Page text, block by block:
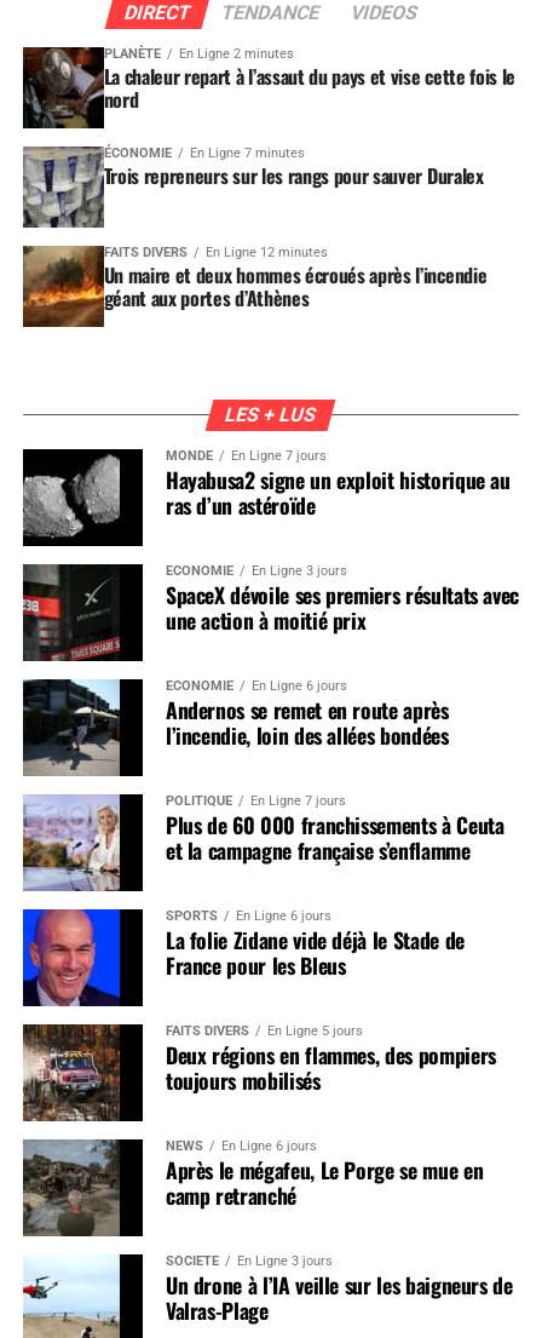
DIRECT TENDANCE VIDEOS
PLANÈTE En Ligne 2 minutes
La chaleur repart à l’assaut du pays et vise cette fois le
nord
ÉCONOMIE En Ligne 7 minutes
Trois repreneurs sur les rangs pour sauver Duralex
FAITS DIVERS En Ligne 12 minutes
Un maire et deux hommes écroués après l’incendie
géant aux portes d’Athènes
LES + LUS
MONDE En Ligne 7 jours
Hayabusa2 signe un exploit historique au
ras d’un astéroïde
ÉCONOMIE En Ligne 3 jours
SpaceX dévoile ses premiers résultats avec
une action à moitié prix
ÉCONOMIE En Ligne 6 jours
Andernos se remet en route après
l’incendie, loin des allées bondées
POLITIQUE En Ligne 7 jours
Plus de 60 000 franchissements à Ceuta
et la campagne française s’enflamme
SPORTS En Ligne 6 jours
La folie Zidane vide déjà le Stade de
France pour les Bleus
FAITS DIVERS En Ligne 5 jours
Deux régions en flammes, des pompiers
toujours mobilisés
NEWS En Ligne 6 jours
Après le mégafeu, Le Porge se mue en
camp retranché
SOCIÉTÉ En Ligne 3 jours
Un drone à l’IA veille sur les baigneurs de
Valras-Plage